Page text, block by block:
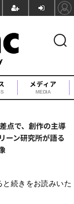
メディア
MEDIA
点で、創作の主導
ーン研究所が語る
続きをお読みいた